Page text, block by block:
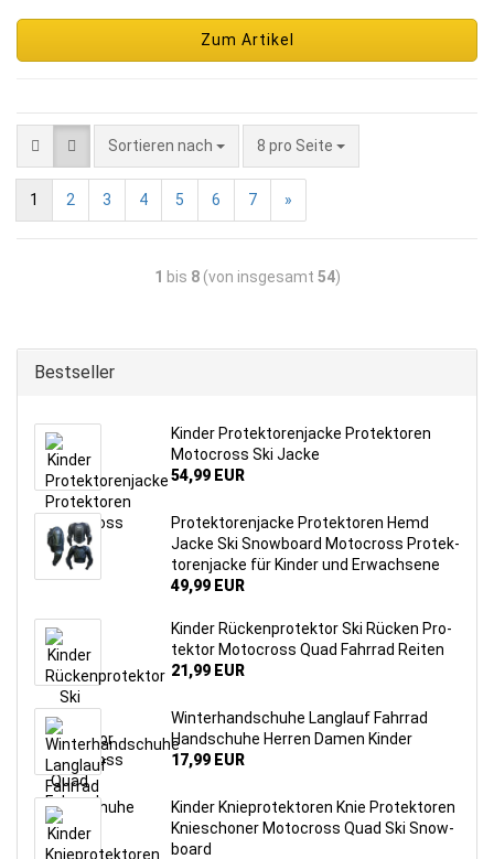
Zum Artikel
Sortieren nach 8 pro Seite
1 2 3 4 5 6 7 »
1 bis 8(von insgesamt 54)
Bestseller
Kin­der Pro­tek­to­ren­ja­cke Pro­tek­to­ren
Mo­to­cross Ski Jacke
54,99 EUR
Pro­tek­to­ren­ja­cke Pro­tek­to­ren Hemd
Jacke Ski Snow­board Mo­to­cross Pro­tek­
to­ren­ja­cke für Kin­der und Er­wach­se­ne
49,99 EUR
Kin­der Rü­cken­pro­tek­tor Ski Rü­cken Pro­
tek­tor Mo­to­cross Quad Fahr­rad Rei­ten
21,99 EUR
Win­ter­hand­schu­he Lang­lauf Fahr­rad
Hand­schu­he Her­ren Damen Kin­der
17,99 EUR
Kin­der Knie­pro­tek­to­ren Knie Pro­tek­to­ren
Knie­scho­ner Mo­to­cross Quad Ski Snow­
board